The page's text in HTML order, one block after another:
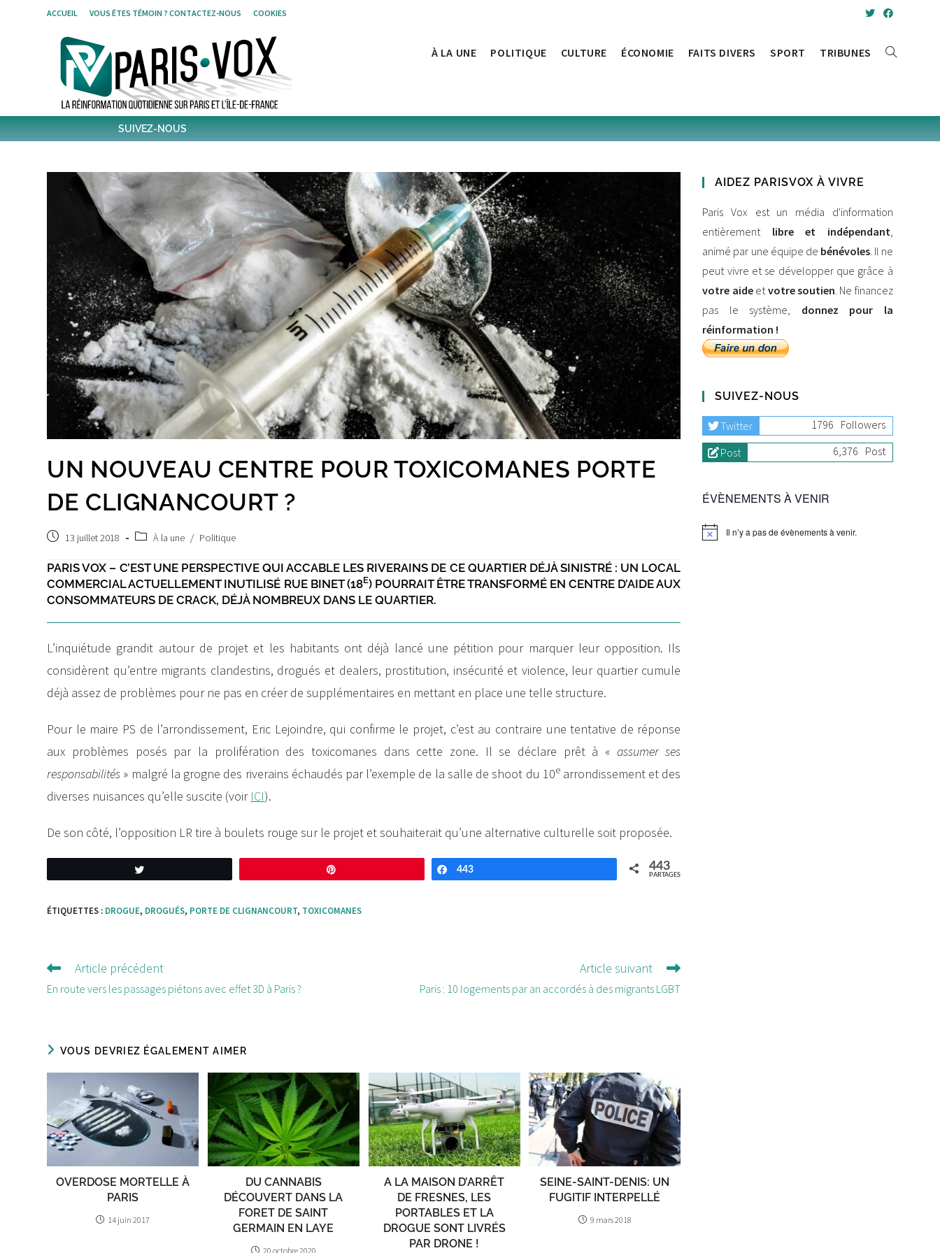
ACCUEIL VOUS ÊTES TÉMOIN ? CONTACTEZ-NOUS COOKIES
À LA UNE POLITIQUE CULTURE ÉCONOMIE FAITS DIVERS SPORT TRIBUNES TOGGLE
SUIVEZ-NOUS
Post
6,376 Post
UN NOUVEAU CENTRE POUR TOXICOMANES PORTE
DE CLIGNANCOURT ?
Post13 juillet 2018
PostÀ la une / Politique
PARIS VOX – C’EST UNE PERSPECTIVE QUI ACCABLE LES RIVERAINS DE CE QUARTIER DÉJÀ SINISTRÉ : UN LOCAL
COMMERCIAL ACTUELLEMENT INUTILISÉ RUE BINET (18E) POURRAIT ÊTRE TRANSFORMÉ EN CENTRE D’AIDE AUX
CONSOMMATEURS DE CRACK, DÉJÀ NOMBREUX DANS LE QUARTIER.
L’inquiétude grandit autour de projet et les habitants ont déjà lancé une pétition pour marquer leur opposition. Ils
considèrent qu’entre migrants clandestins, drogués et dealers, prostitution, insécurité et violence, leur quartier cumule
déjà assez de problèmes pour ne pas en créer de supplémentaires en mettant en place une telle structure.
Pour le maire PS de l’arrondissement, Eric Lejoindre, qui confirme le projet, c’est au contraire une tentative de réponse
aux problèmes posés par la prolifération des toxicomanes dans cette zone. Il se déclare prêt à « assumer ses
responsabilités » malgré la grogne des riverains échaudés par l’exemple de la salle de shoot du 10earrondissement et des
diverses nuisances qu’elle suscite (voir ICI).
De son côté, l’opposition LR tire à boulets rouge sur le projet et souhaiterait qu’une alternative culturelle soit proposée.
Partagez
443 443
PARTAGES
ÉTIQUETTES : DROGUE, DROGUÉS, PORTE DE CLIGNANCOURT, TOXICOMANES
Lire
d'autres
Article précédent
En route vers les passages piétons avec effet 3D à Paris ?
Article suivant
Paris : 10 logements par an accordés à des migrants LGBT
VOUS DEVRIEZ ÉGALEMENT AIMER
OVERDOSE MORTELLE À
PARIS
14 juin 2017
DU CANNABIS
DÉCOUVERT DANS LA
FORET DE SAINT
GERMAIN EN LAYE
20 octobre 2020
A LA MAISON D’ARRÊT
DE FRESNES, LES
PORTABLES ET LA
DROGUE SONT LIVRÉS
PAR DRONE !
SEINE-SAINT-DENIS: UN
FUGITIF INTERPELLÉ
9 mars 2018
AIDEZ PARISVOX À VIVRE
Paris Vox est un média d'information
entièrement libre et indépendant,
animé par une équipe de bénévoles. Il ne
peut vivre et se développer que grâce à
votre aideetvotre soutien. Ne financez
pas le système, donnez pour la
réinformation !
SUIVEZ-NOUS
Twitter 1796 Followers
Post
6,376 Post
ÉVÈNEMENTS À VENIR
Il n’y a pas de évènements à venir.